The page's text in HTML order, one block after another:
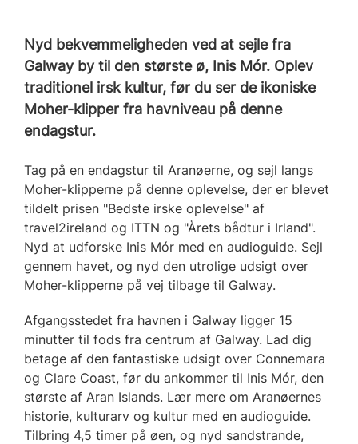
Nyd bekvemmeligheden ved at sejle fra
Galway by til den største ø, Inis Mór. Oplev
traditionel irsk kultur, før du ser de ikoniske
Moher-klipper fra havniveau på denne
endagstur.
Tag på en endagstur til Aranøerne, og sejl langs
Moher-klipperne på denne oplevelse, der er blevet
tildelt prisen "Bedste irske oplevelse" af
travel2ireland og ITTN og "Årets bådtur i Irland".
Nyd at udforske Inis Mór med en audioguide. Sejl
gennem havet, og nyd den utrolige udsigt over
Moher-klipperne på vej tilbage til Galway.
Afgangsstedet fra havnen i Galway ligger 15
minutter til fods fra centrum af Galway. Lad dig
betage af den fantastiske udsigt over Connemara
og Clare Coast, før du ankommer til Inis Mór, den
største af Aran Islands. Lær mere om Aranøernes
historie, kulturarv og kultur med en audioguide.
Tilbring 4,5 timer på øen, og nyd sandstrande,